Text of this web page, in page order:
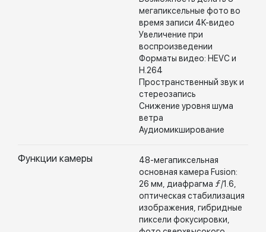
мегапиксельные фото во
время записи 4K-видео
Увеличение при
воспроизведении
Форматы видео: HEVC и
H.264
Пространственный звук и
стереозапись
Снижение уровня шума
ветра
Аудиомикширование
Функции камеры
48-мегапиксельная
основная камера Fusion:
26 мм, диафрагма ƒ/1.6,
оптическая стабилизация
изображения, гибридные
пиксели фокусировки,